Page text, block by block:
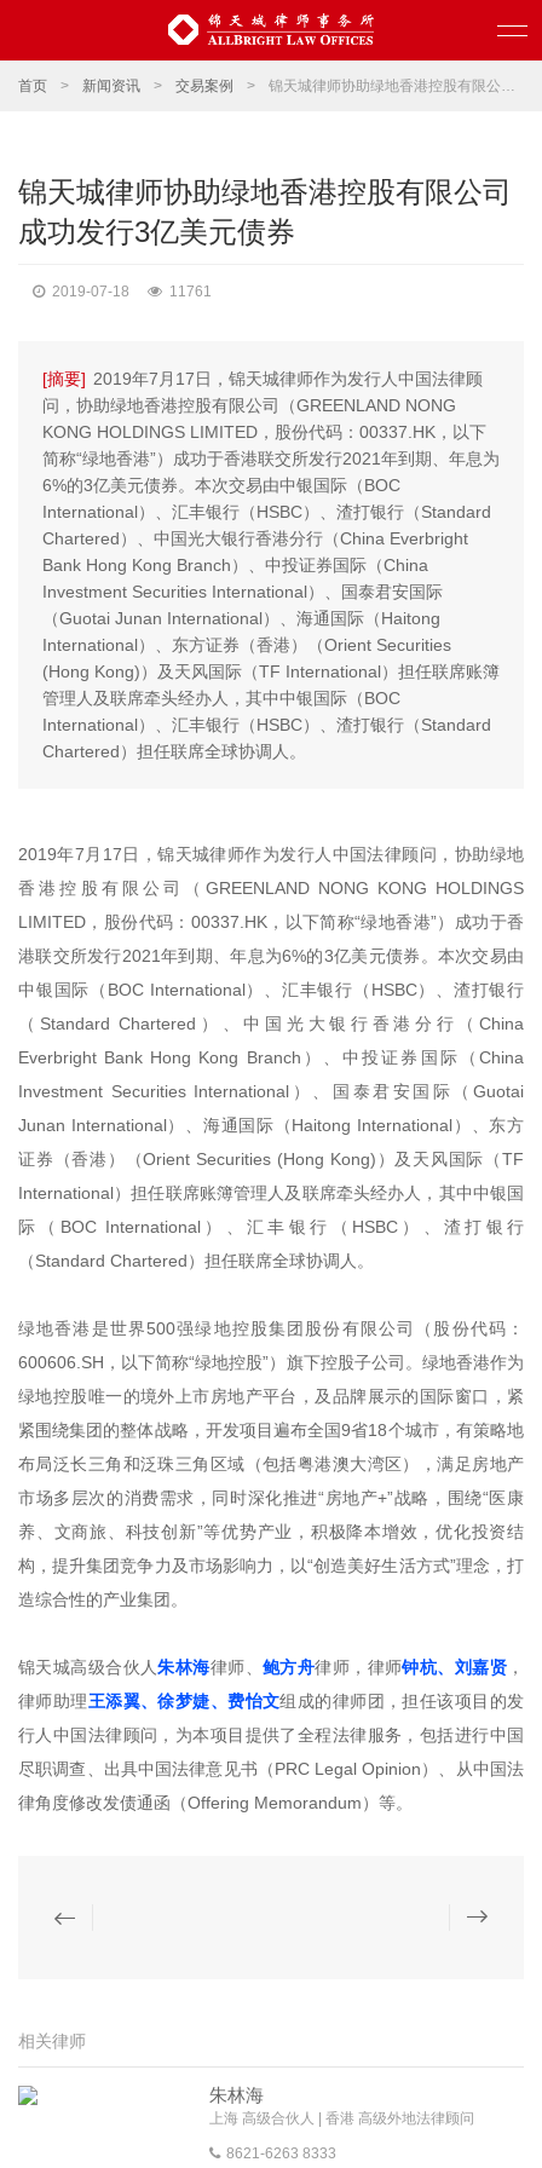
首页 > 新闻资讯 > 交易案例 > 锦天城律师协助绿地香港控股有限公司成功发行3亿美元债券
锦天城律师协助绿地香港控股有限公司
成功发行3亿美元债券
2019-07-18 11761
[摘要] 2019年7月17日，锦天城律师作为发行人中国法律顾
问，协助绿地香港控股有限公司（GREENLAND NONG
KONG HOLDINGS LIMITED，股份代码：00337.HK，以下
简称“绿地香港”）成功于香港联交所发行2021年到期、年息为
6%的3亿美元债券。本次交易由中银国际（BOC
International）、汇丰银行（HSBC）、渣打银行（Standard
Chartered）、中国光大银行香港分行（China Everbright
Bank Hong Kong Branch）、中投证券国际（China
Investment Securities International）、国泰君安国际
（Guotai Junan International）、海通国际（Haitong
International）、东方证券（香港）（Orient Securities
(Hong Kong)）及天风国际（TF International）担任联席账簿
管理人及联席牵头经办人，其中中银国际（BOC
International）、汇丰银行（HSBC）、渣打银行（Standard
Chartered）担任联席全球协调人。
2019年7月17日，锦天城律师作为发行人中国法律顾问，协助绿地
香港控股有限公司（GREENLAND NONG KONG HOLDINGS
LIMITED，股份代码：00337.HK，以下简称“绿地香港”）成功于香
港联交所发行2021年到期、年息为6%的3亿美元债券。本次交易由
中银国际（BOC International）、汇丰银行（HSBC）、渣打银行
（Standard Chartered）、中国光大银行香港分行（China
Everbright Bank Hong Kong Branch）、中投证券国际（China
Investment Securities International）、国泰君安国际（Guotai
Junan International）、海通国际（Haitong International）、东方
证券（香港）（Orient Securities (Hong Kong)）及天风国际（TF
International）担任联席账簿管理人及联席牵头经办人，其中中银国
际（BOC International）、汇丰银行（HSBC）、渣打银行
（Standard Chartered）担任联席全球协调人。
绿地香港是世界500强绿地控股集团股份有限公司（股份代码：
600606.SH，以下简称“绿地控股”）旗下控股子公司。绿地香港作为
绿地控股唯一的境外上市房地产平台，及品牌展示的国际窗口，紧
紧围绕集团的整体战略，开发项目遍布全国9省18个城市，有策略地
布局泛长三角和泛珠三角区域（包括粤港澳大湾区），满足房地产
市场多层次的消费需求，同时深化推进“房地产+”战略，围绕“医康
养、文商旅、科技创新”等优势产业，积极降本增效，优化投资结
构，提升集团竞争力及市场影响力，以“创造美好生活方式”理念，打
造综合性的产业集团。
锦天城高级合伙人朱林海律师、鲍方舟律师，律师钟杭、刘嘉贤 ，
律师助理王添翼、徐梦婕、费怡文组成的律师团，担任该项目的发
行人中国法律顾问，为本项目提供了全程法律服务，包括进行中国
尽职调查、出具中国法律意见书（PRC Legal Opinion）、从中国法
律角度修改发债通函（Offering Memorandum）等。
相关律师
朱林海
上海 高级合伙人 | 香港 高级外地法律顾问
8621-6263 8333